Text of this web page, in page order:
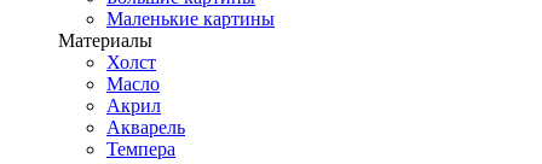
Маленькие картины
Материалы
Холст
Масло
Акрил
Акварель
Темпера